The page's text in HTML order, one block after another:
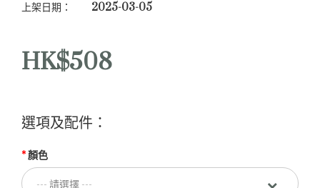
上架日期：
2025-03-05
HK$508
選項及配件：
顏色